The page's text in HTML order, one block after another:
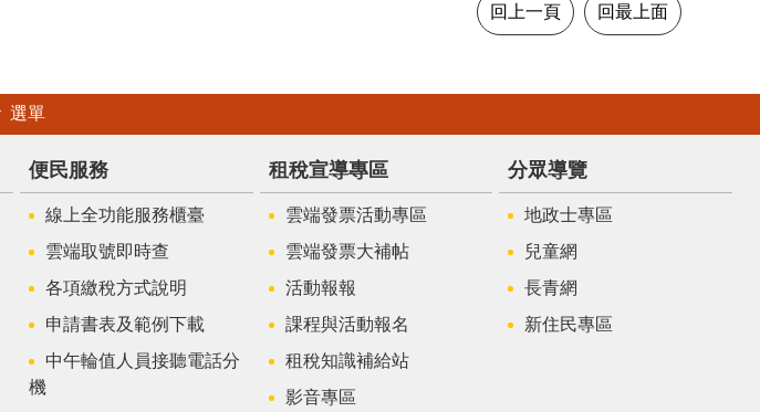
回上一頁 回最上面
選單
便民服務
線上全功能服務櫃臺
雲端取號即時查
各項繳稅方式說明
申請書表及範例下載
中午輪值人員接聽電話分
機
租稅宣導專區
雲端發票活動專區
雲端發票大補帖
活動報報
課程與活動報名
租稅知識補給站
影音專區
分眾導覽
地政士專區
兒童網
長青網
新住民專區